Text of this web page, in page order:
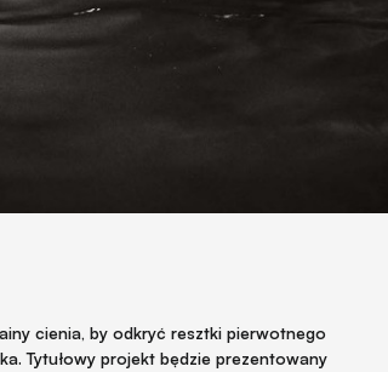
cienia, by odkryć resztki pierwotnego
Tytułowy projekt będzie prezentowany